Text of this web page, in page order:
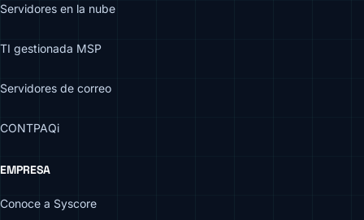
Servidores en la nube
TI gestionada MSP
Servidores de correo
CONTPAQi
EMPRESA
Conoce a Syscore